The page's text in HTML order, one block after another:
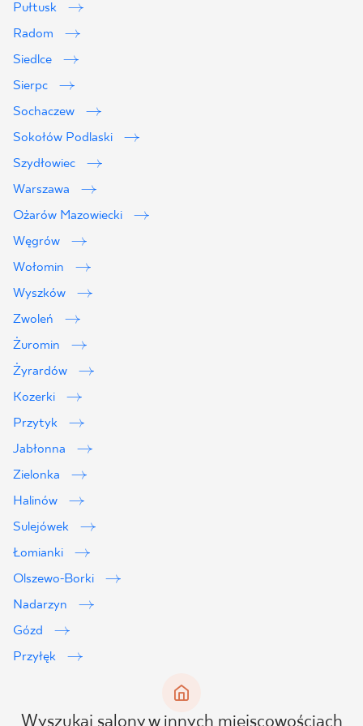
Pułtusk
Radom
Siedlce
Sierpc
Sochaczew
Sokołów Podlaski
Szydłowiec
Warszawa
Ożarów Mazowiecki
Węgrów
Wołomin
Wyszków
Zwoleń
Żuromin
Żyrardów
Kozerki
Przytyk
Jabłonna
Zielonka
Halinów
Sulejówek
Łomianki
Olszewo-Borki
Nadarzyn
Gózd
Przyłęk